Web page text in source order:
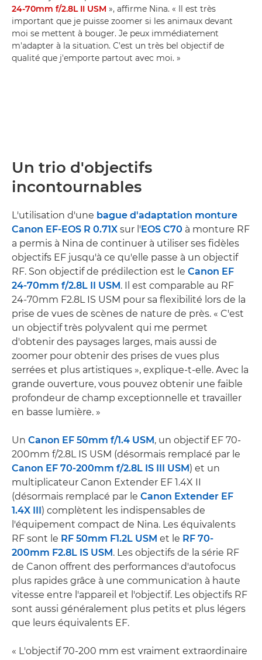
24-70mm f/2.8L II USM », affirme Nina. « Il est très
important que je puisse zoomer si les animaux devant
moi se mettent à bouger. Je peux immédiatement
m'adapter à la situation. C'est un très bel objectif de
qualité que j'emporte partout avec moi. »
Un trio d'objectifs
incontournables
L'utilisation d'une bague d'adaptation monture
Canon EF-EOS R 0.71X sur l' EOS C70 à monture RF
a permis à Nina de continuer à utiliser ses fidèles
objectifs EF jusqu'à ce qu'elle passe à un objectif
RF. Son objectif de prédilection est le Canon EF
24-70mm f/2.8L II USM . Il est comparable au RF
24-70mm F2.8L IS USM pour sa flexibilité lors de la
prise de vues de scènes de nature de près. « C'est
un objectif très polyvalent qui me permet
d'obtenir des paysages larges, mais aussi de
zoomer pour obtenir des prises de vues plus
serrées et plus artistiques », explique-t-elle. Avec la
grande ouverture, vous pouvez obtenir une faible
profondeur de champ exceptionnelle et travailler
en basse lumière. »
Un Canon EF 50mm f/1.4 USM , un objectif EF 70-
200mm f/2.8L IS USM (désormais remplacé par le
Canon EF 70-200mm f/2.8L IS III USM ) et un
multiplicateur Canon Extender EF 1.4X II
(désormais remplacé par le Canon Extender EF
1.4X III ) complètent les indispensables de
l'équipement compact de Nina. Les équivalents
RF sont le RF 50mm F1.2L USM et le RF 70-
200mm F2.8L IS USM . Les objectifs de la série RF
de Canon offrent des performances d'autofocus
plus rapides grâce à une communication à haute
vitesse entre l'appareil et l'objectif. Les objectifs RF
sont aussi généralement plus petits et plus légers
que leurs équivalents EF.
« L'objectif 70-200 mm est vraiment extraordinaire